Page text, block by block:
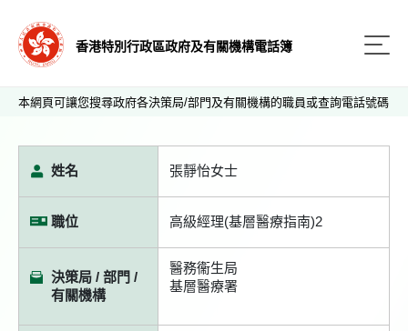
香港特別行政區政府及有關機構電話簿
本網頁可讓您搜尋政府各決策局/部門及有關機構的職員或查詢電話號碼
姓名 張靜怡女士
職位 高級經理(基層醫療指南)2
決策局 / 部門 /
有關機構
醫務衞生局
基層醫療署